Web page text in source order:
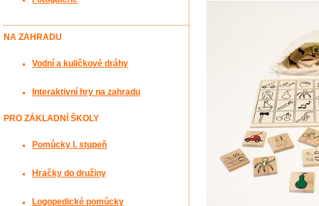
NA ZAHRADU
Vodní a kuličkové dráhy
Interaktivní hry na zahradu
PRO ZÁKLADNÍ ŠKOLY
Pomůcky I. stupeň
Hračky do družiny
Logopedické pomůcky